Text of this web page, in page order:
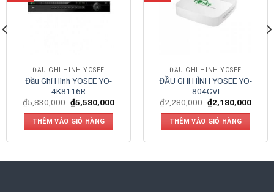
ĐẦU GHI HÌNH YOSEE
Đầu Ghi Hình YOSEE YO-
4K8116R
₫5,830,000 ₫5,580,000
THÊM VÀO GIỎ HÀNG
ĐẦU GHI HÌNH YOSEE
ĐẦU GHI HÌNH YOSEE YO-
804CVI
₫2,280,000 ₫2,180,000
THÊM VÀO GIỎ HÀNG